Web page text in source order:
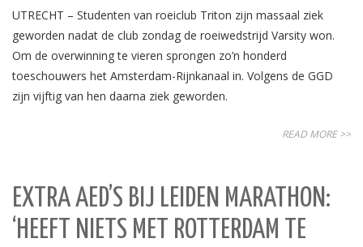
UTRECHT – Studenten van roeiclub Triton zijn massaal ziek
geworden nadat de club zondag de roeiwedstrijd Varsity won.
Om de overwinning te vieren sprongen zo’n honderd
toeschouwers het Amsterdam-Rijnkanaal in. Volgens de GGD
zijn vijftig van hen daarna ziek geworden.
READ MORE >>
EXTRA AED’S BIJ LEIDEN MARATHON:
‘HEEFT NIETS MET ROTTERDAM TE